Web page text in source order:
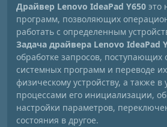
Драйвер Lenovo IdeaPad Y650 это
программ, позволяющих
работать с определенным
Задача драйвера Lenovo IdeaPad
обработке запросов, поступающих
системных программ и переводе
физическому устройству, а также в
процессами его инициализации,
настройки параметров,
состояния в другое.